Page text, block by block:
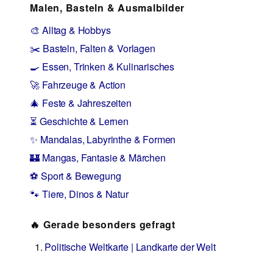
Malen, Basteln & Ausmalbilder
🎨 Alltag & Hobbys
✂️ Basteln, Falten & Vorlagen
🍳 Essen, Trinken & Kulinarisches
🚀 Fahrzeuge & Action
🎄 Feste & Jahreszeiten
⏳ Geschichte & Lernen
✨ Mandalas, Labyrinthe & Formen
🏰 Mangas, Fantasie & Märchen
⚽ Sport & Bewegung
🐾 Tiere, Dinos & Natur
🔥 Gerade besonders gefragt
Politische Weltkarte | Landkarte der Welt